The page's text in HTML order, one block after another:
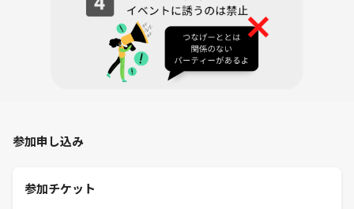
参加申し込み
参加チケット